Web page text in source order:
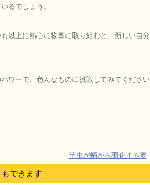
るでしょう。
以上に熱心に物事に取り組むと、新しい自分
ワーで、色んなものに挑戦してみてください
芋虫が蛹から羽化する夢
できます